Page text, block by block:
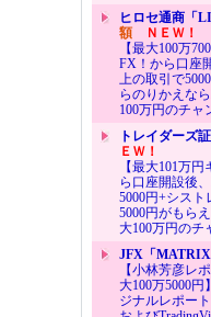
ヒロセ通商「
額ＮＥＷ！
【最大100万
FX！から口座
上の取引で
らのりかえな
100万円のチャ
トレイダーズ
ＥＷ！
【最大101万
ら口座開設後
5000円+シス
5000円がもら
大100万円のチ
JFX「MATRIX
【小林芳彦レ
大100万5000円
ジナルレポー